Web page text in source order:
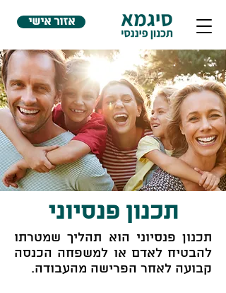
אזור אישי
תכנון פנסיוני
תכנון פנסיוני הוא תהליך שמטרתו
להבטיח לאדם או למשפחה הכנסה
קבועה לאחר הפרישה מהעבודה.